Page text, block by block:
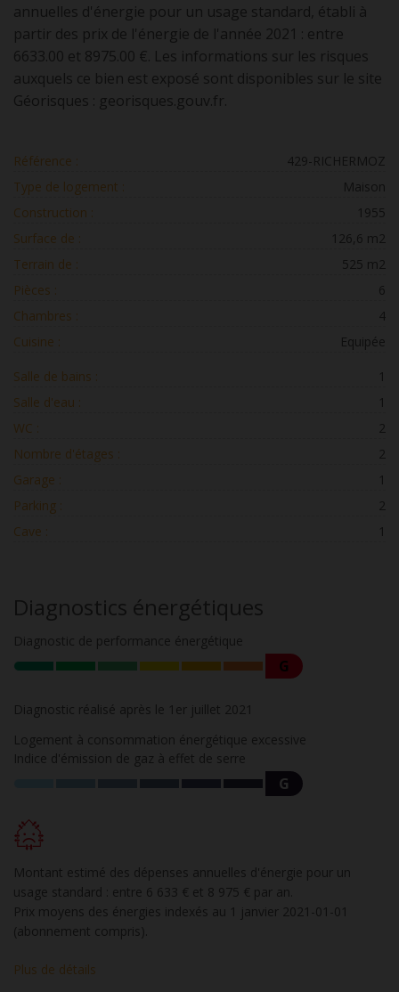
annuelles d'énergie pour un usage standard, établi à
partir des prix de l'énergie de l'année 2021 : entre
6633.00 et 8975.00 €. Les informations sur les risques
auxquels ce bien est exposé sont disponibles sur le site
Géorisques : georisques.gouv.fr.
Référence :
429-RICHERMOZ
Type de logement :
Maison
Construction :
1955
Surface de :
126,6 m2
Terrain de :
525 m2
Pièces :
6
Chambres :
4
Cuisine :
Equipée
Salle de bains :
1
Salle d'eau :
1
WC :
2
Nombre d'étages :
2
Garage :
1
Parking :
2
Cave :
1
Diagnostics énergétiques
Diagnostic de performance énergétique
G
Diagnostic réalisé après le 1er juillet 2021
Logement à consommation énergétique excessive
Indice d'émission de gaz à effet de serre
G
Montant estimé des dépenses annuelles d'énergie pour un
usage standard : entre 6 633 € et 8 975 € par an.
Prix moyens des énergies indexés au 1 janvier 2021-01-01
(abonnement compris).
Plus de détails